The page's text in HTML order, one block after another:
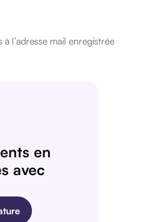
l’adresse mail enregistrée
en
avec